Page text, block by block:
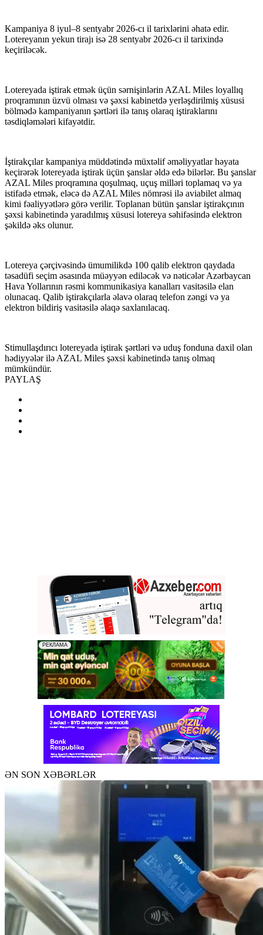
Kampaniya 8 iyul–8 sentyabr 2026-cı il tarixlərini əhatə edir.
Lotereyanın yekun tirajı isə 28 sentyabr 2026-cı il tarixində
keçiriləcək.
Lotereyada iştirak etmək üçün sərnişinlərin AZAL Miles loyallıq
proqramının üzvü olması və şəxsi kabinetdə yerləşdirilmiş xüsusi
bölmədə kampaniyanın şərtləri ilə tanış olaraq iştiraklarını
təsdiqləmələri kifayətdir.
İştirakçılar kampaniya müddətində müxtəlif əməliyyatlar həyata
keçirərək lotereyada iştirak üçün şanslar əldə edə bilərlər. Bu şanslar
AZAL Miles proqramına qoşulmaq, uçuş milləri toplamaq və ya
istifadə etmək, eləcə də AZAL Miles nömrəsi ilə aviabilet almaq
kimi fəaliyyətlərə görə verilir. Toplanan bütün şanslar iştirakçının
şəxsi kabinetində yaradılmış xüsusi lotereya səhifəsində elektron
şəkildə əks olunur.
Lotereya çərçivəsində ümumilikdə 100 qalib elektron qaydada
təsadüfi seçim əsasında müəyyən ediləcək və nəticələr Azərbaycan
Hava Yollarının rəsmi kommunikasiya kanalları vasitəsilə elan
olunacaq. Qalib iştirakçılarla əlavə olaraq telefon zəngi və ya
elektron bildiriş vasitəsilə əlaqə saxlanılacaq.
Stimullaşdırıcı lotereyada iştirak şərtləri və uduş fonduna daxil olan
hədiyyələr ilə AZAL Miles şəxsi kabinetində tanış olmaq
mümkündür.
PAYLAŞ
ƏN SON XƏBƏRLƏR